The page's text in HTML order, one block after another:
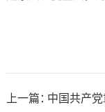
上一篇：